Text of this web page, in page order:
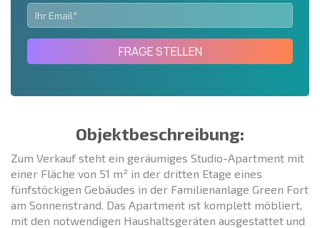
FRAGE STELLEN
Objektbeschreibung:
Zum Verkauf steht ein geräumiges Studio-Apartment mit
einer Fläche von 51 m² in der dritten Etage eines
fünfstöckigen Gebäudes in der Familienanlage Green Fort
am Sonnenstrand. Das Apartment ist komplett möbliert,
mit den notwendigen Haushaltsgeräten ausgestattet und